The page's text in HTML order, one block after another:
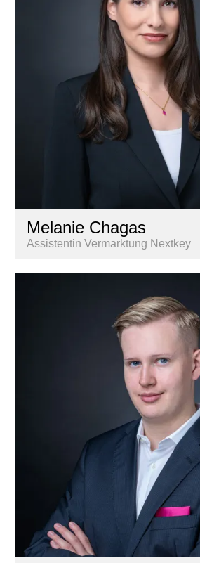
Melanie Chagas
Assistentin Vermarktung Nextkey